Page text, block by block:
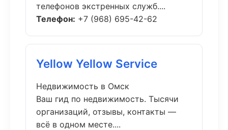
телефонов экстренных служб....
Телефон: +7 (968) 695-42-62
Yellow Yellow Service
Недвижимость в Омск
Ваш гид по недвижимость. Тысячи
организаций, отзывы, контакты —
всё в одном месте....